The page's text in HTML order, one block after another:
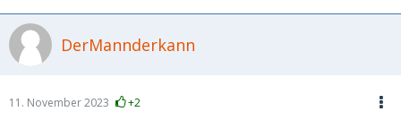
DerMannderkann
11. November 2023 +2